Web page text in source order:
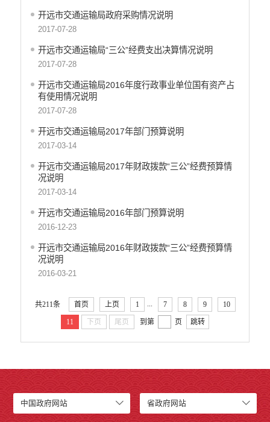
开远市工业商务和信息化局
开远市民族宗教事务局
开远市公安局
开远市民政局
开远市司法局
开远市财政局
开远市人力资源和社会保障局
开远市自然资源局
开远市住房和城乡建设局
开远市交通运输局
开远市农业农村局
开远市林业和草原局
开远市水务局
开远市卫生健康局
开远市市场监督管理局
开远市统计局
开远市信访局
开远市政务服务管理局
开远市供销合作社联合社
开远市交通运输局政府采购情况说明
2017-07-28
开远市交通运输局“三公”经费支出决算情况说明
2017-07-28
开远市交通运输局2016年度行政事业单位国有资产占
有使用情况说明
2017-07-28
开远市交通运输局2017年部门预算说明
2017-03-14
开远市交通运输局2017年财政拨款“三公”经费预算情
况说明
2017-03-14
开远市交通运输局2016年部门预算说明
2016-12-23
开远市交通运输局2016年财政拨款“三公”经费预算情
况说明
2016-03-21
共211条 首页 上页 1 ... 7 8 9 10
11 下页 尾页 到第 页 跳转
中国政府网站 省政府网站